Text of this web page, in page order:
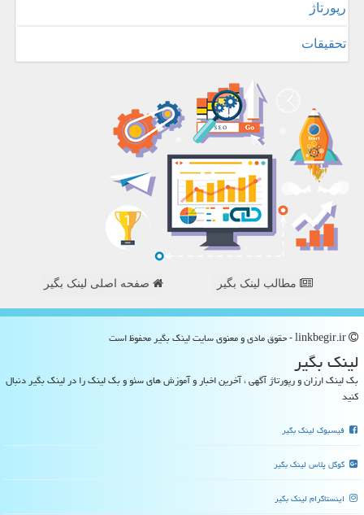
رپورتاژ
تحقیقات
مطالب لینک بگیر صفحه اصلی لینک بگیر
لینك بگیر
بک لینک ارزان و رپورتاژ آگهی ، آخرین اخبار و آموزش های سئو و بک لینک را در لینک بگیر دنبال
کنید
فیسبوک لینک بگیر
گوگل پلاس لینک بگیر
اینستاگرام لینک بگیر